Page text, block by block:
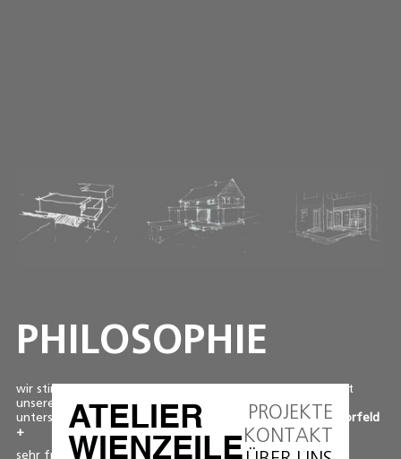
ATELIER
WIENZEILE
PROJEKTE
KONTAKT
PHILOSOPHIE
wir stimmen uns bereits in der ersten konzeptionsphase mit
unseren bauherren ab,
unterstützen mit zahlreichen fragen undanregungen im vorfeld
+
sehr früh werden arbeitsskizzen, schemas, 3D-